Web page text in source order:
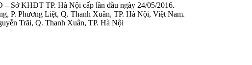
Sở KHĐT TP. Hà Nội cấp lần đầu ngày 24/05/2016.
P. Phương Liệt, Q. Thanh Xuân, TP. Hà Nội, Việt Nam.
Trãi, Q. Thanh Xuân, TP. Hà Nội